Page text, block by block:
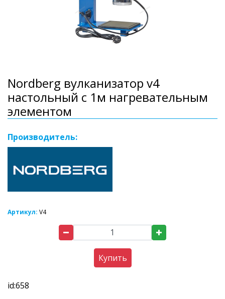
Nordberg вулканизатор v4
настольный с 1м нагревательным
элементом
Производитель:
Артикул: V4
Купить
id:658